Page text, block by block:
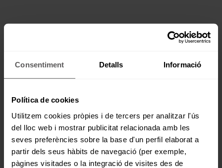
Consentiment Detalls Informació
Política de cookies
Utilitzem cookies pròpies i de tercers per analitzar l'ús
del lloc web i mostrar publicitat relacionada amb les
seves preferències sobre la base d'un perfil elaborat a
partir dels seus hàbits de navegació (per exemple,
pàgines visitades o la integració de visites des de